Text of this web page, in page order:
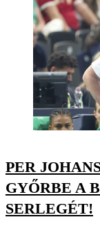
PER
GYŐRBE A
SERLEGÉT!